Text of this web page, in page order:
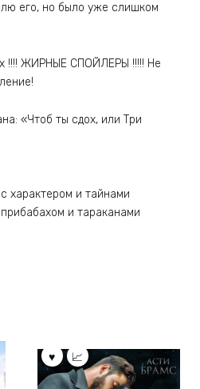
его, но было уже слишком
!!!! ЖИРНЫЕ СПОЙЛЕРЫ !!!!! Не
«Чтоб ты сдох, или Три
характером и тайнами
и тараканами